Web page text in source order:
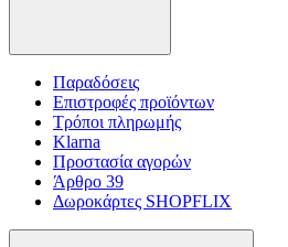
Παραδόσεις
Επιστροφές προϊόντων
Τρόποι πληρωμής
Klarna
Προστασία αγορών
Άρθρο 39
Δωροκάρτες SHOPFLIX